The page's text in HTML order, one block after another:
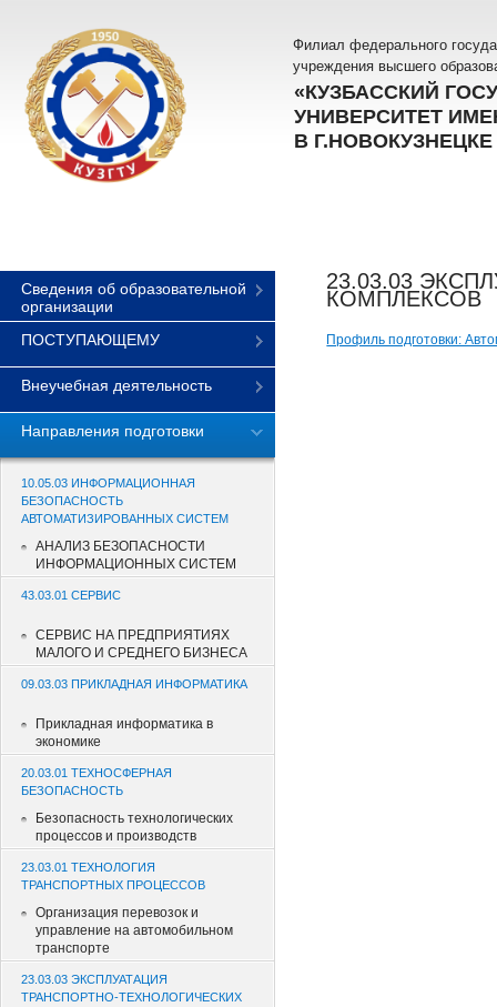
Филиал федерального
учреждения высшего
«КУЗБАССКИЙ
УНИВЕРСИТЕТ
В Г.НОВОКУЗНЕЦКЕ
Сведения об образовательной
организации
ПОСТУПАЮЩЕМУ
Внеучебная деятельность
Направления подготовки
10.05.03 ИНФОРМАЦИОННАЯ
БЕЗОПАСНОСТЬ
АВТОМАТИЗИРОВАННЫХ СИСТЕМ
АНАЛИЗ БЕЗОПАСНОСТИ
ИНФОРМАЦИОННЫХ СИСТЕМ
43.03.01 СЕРВИС
СЕРВИС НА ПРЕДПРИЯТИЯХ
МАЛОГО И СРЕДНЕГО БИЗНЕСА
09.03.03 ПРИКЛАДНАЯ ИНФОРМАТИКА
Прикладная информатика в
экономике
20.03.01 ТЕХНОСФЕРНАЯ
БЕЗОПАСНОСТЬ
Безопасность технологических
процессов и производств
23.03.01 ТЕХНОЛОГИЯ
ТРАНСПОРТНЫХ ПРОЦЕССОВ
Организация перевозок и
управление на автомобильном
транспорте
23.03.03 ЭКСПЛУАТАЦИЯ
ТРАНСПОРТНО-ТЕХНОЛОГИЧЕСКИХ
23.03.03
КОМПЛЕКСОВ
Профиль подготовки: